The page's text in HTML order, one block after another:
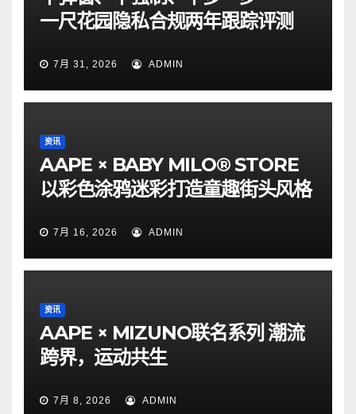
一尺花园隐私合规两年跟踪评测
7月 31, 2026 ADMIN
资讯
AAPE × BABY MILO® STORE
以彩色涂鸦迷彩打造童趣街头风格
7月 16, 2026 ADMIN
资讯
AAPE × MIZUNO联名系列 潮流
跨界，运动共生
7月 8, 2026 ADMIN